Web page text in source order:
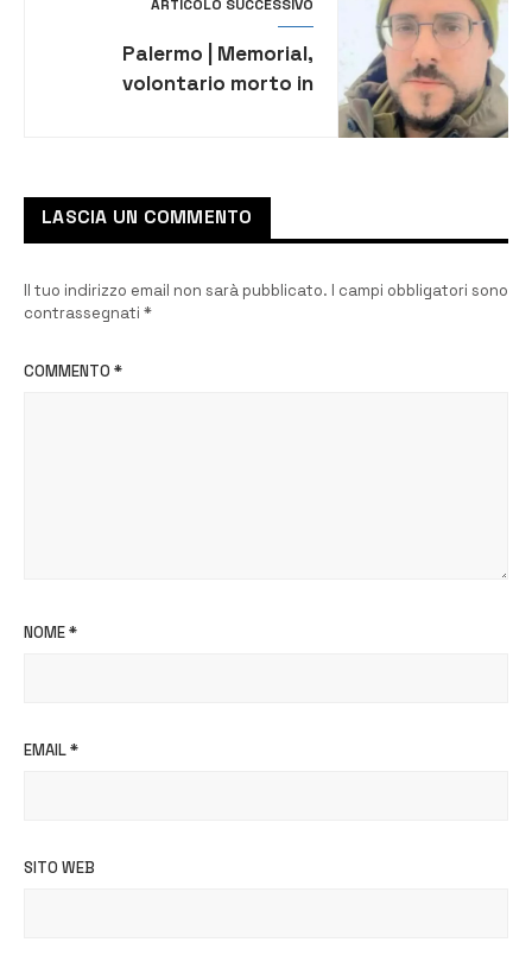
ARTICOLO SUCCESSIVO
Palermo | Memorial,
volontario morto in
LASCIA UN COMMENTO
Il tuo indirizzo email non sarà pubblicato. I campi obbligatori sono
contrassegnati *
COMMENTO *
NOME*
EMAIL*
SITO WEB